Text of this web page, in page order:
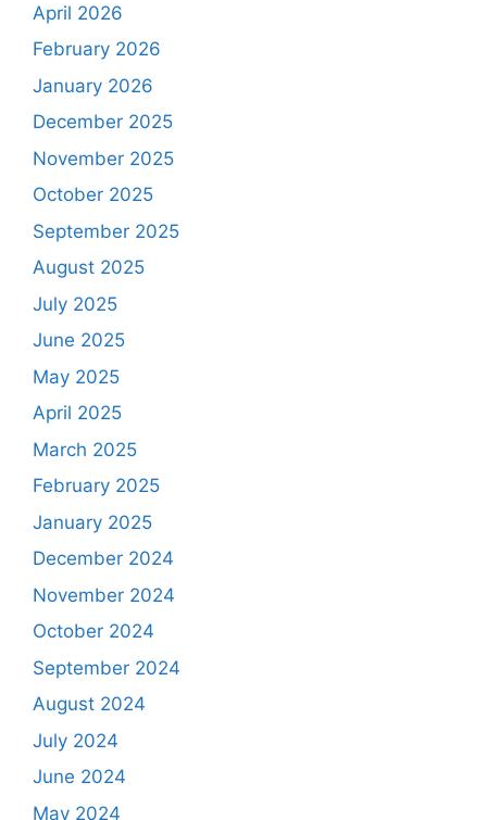
April 2026
February 2026
January 2026
December 2025
November 2025
October 2025
September 2025
August 2025
July 2025
June 2025
May 2025
April 2025
March 2025
February 2025
January 2025
December 2024
November 2024
October 2024
September 2024
August 2024
July 2024
June 2024
May 2024